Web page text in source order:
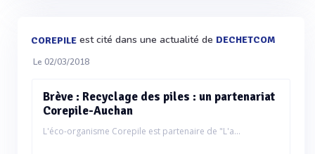
COREPILE est cité dans une actualité de DECHETCOM
Le 02/03/2018
Brève : Recyclage des piles : un partenariat
Corepile-Auchan
L'éco-organisme Corepile est partenaire de "L'a...